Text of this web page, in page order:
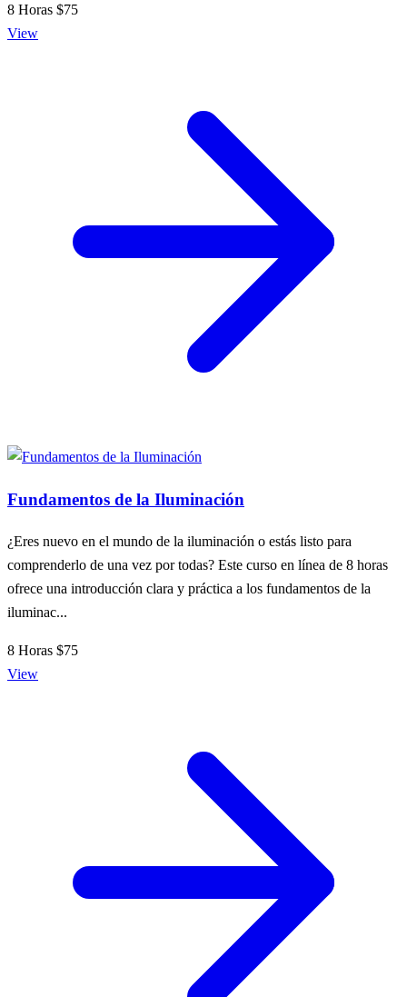
8 Horas $75
View
Fundamentos de la Iluminación
¿Eres nuevo en el mundo de la iluminación o estás listo para
comprenderlo de una vez por todas? Este curso en línea de 8 horas
ofrece una introducción clara y práctica a los fundamentos de la
iluminac...
8 Horas $75
View